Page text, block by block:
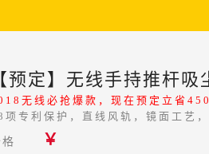
【预定】无线手持推杆
无线必抢爆款，现在预定立省
项专利保护，直线风轨，镜面工艺，
￥